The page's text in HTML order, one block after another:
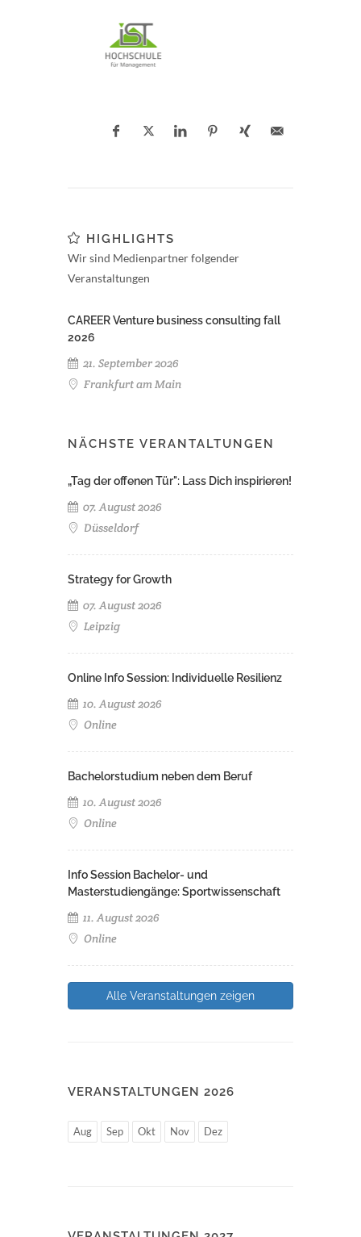
HIGHLIGHTS
Wir sind Medienpartner folgender
Veranstaltungen
CAREER Venture business consulting fall
2026
21. September 2026
Frankfurt am Main
NÄCHSTE VERANTALTUNGEN
„Tag der offenen Tür": Lass Dich inspirieren!
07. August 2026
Düsseldorf
Strategy for Growth
07. August 2026
Leipzig
Online Info Session: Individuelle Resilienz
10. August 2026
Online
Bachelorstudium neben dem Beruf
10. August 2026
Online
Info Session Bachelor- und
Masterstudiengänge: Sportwissenschaft
11. August 2026
Online
Alle Veranstaltungen zeigen
VERANSTALTUNGEN 2026
Aug Sep Okt Nov Dez